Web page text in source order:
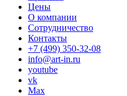
Цены
О компании
Сотрудничество
Контакты
+7 (499) 350-32-08
info@art-in.ru
youtube
vk
Max